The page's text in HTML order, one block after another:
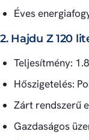
Éves
2. Hajdu Z 120
Teljesítmény:
Hőszigetelés:
Zárt rendszerű
Gazdaságos